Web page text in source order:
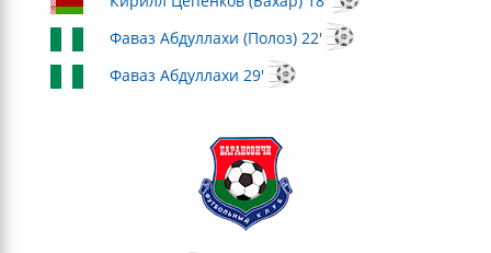
Фаваз Абдуллахи (Полоз) 22'
Фаваз Абдуллахи 29'